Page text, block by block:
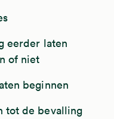
eerder laten
of niet
beginnen
tot de bevalling